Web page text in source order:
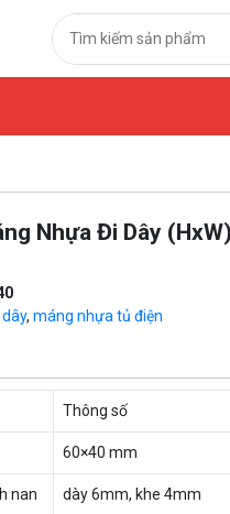
Nhựa Đi Dây
, máng nhựa tủ điện
Thông số
60×40 mm
nan dày 6mm, khe 4mm